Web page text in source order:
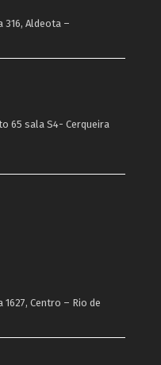
316, Aldeota –
65 sala S4- Cerqueira
1627, Centro – Rio de